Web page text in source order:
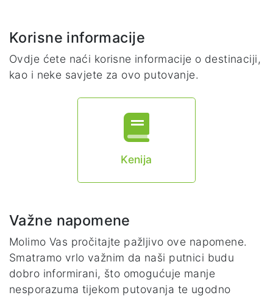
Korisne informacije
Ovdje ćete naći korisne informacije o destinaciji,
kao i neke savjete za ovo putovanje.
Kenija
Važne napomene
Molimo Vas pročitajte pažljivo ove napomene.
Smatramo vrlo važnim da naši putnici budu
dobro informirani, što omogućuje manje
nesporazuma tijekom putovanja te ugodno